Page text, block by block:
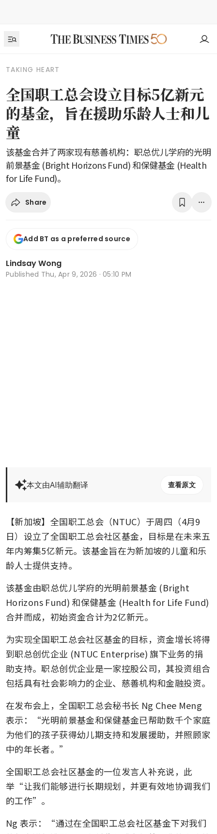
TAKING HEART
全国职工总会设立目标5亿新元
的基金，旨在援助乐龄人士和儿
童
该基金合并了两家现有慈善机构：职总优儿学府的光明
前景基金 (Bright Horizons Fund) 和保健基金 (Health
for Life Fund)。
Share
Add BT as a preferred source
Lindsay Wong
Published Thu, Apr 9, 2026 · 05:10 PM
本文由AI辅助翻译 查看原文
【新加坡】全国职工总会（NTUC）于周四（4月9
日）设立了全国职工总会社区基金，目标是在未来五
年内筹集5亿新元。该基金旨在为新加坡的儿童和乐
龄人士提供支持。
该基金由职总优儿学府的光明前景基金 (Bright
Horizons Fund) 和保健基金 (Health for Life Fund)
合并而成，初始资金合计为2亿新元。
为实现全国职工总会社区基金的目标，资金增长将得
到职总创优企业 (NTUC Enterprise) 旗下业务的捐
助支持。职总创优企业是一家控股公司，其投资组合
包括具有社会影响力的企业、慈善机构和金融投资。
在发布会上，全国职工总会秘书长 Ng Chee Meng
表示：“光明前景基金和保健基金已帮助数千个家庭
为他们的孩子获得幼儿期支持和发展援助，并照顾家
中的年长者。”
全国职工总会社区基金的一位发言人补充说，此
举“让我们能够进行长期规划，并更有效地协调我们
的工作”。
Ng 表示：“通过在全国职工总会社区基金下对我们